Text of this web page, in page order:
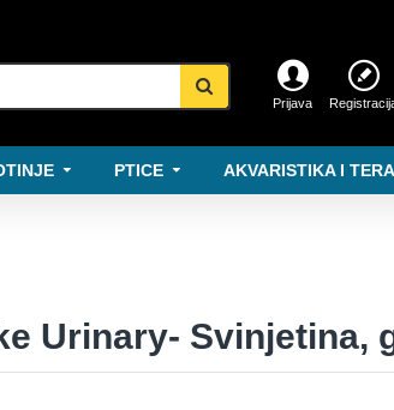
Prijava
PTICE AKVARISTIKA I
Urinary- Svinjetina,